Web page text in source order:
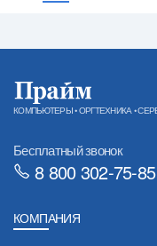
КОМПЬЮТЕРЫ • ОРГТЕХНИКА •
Бесплатный звонок
8 800 302-75-85
КОМПАНИЯ